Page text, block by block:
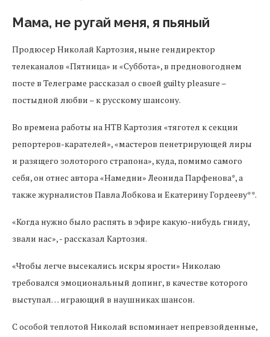
Мама, не ругай меня, я пьяный
Продюсер Николай Картозия, ныне гендиректор
телеканалов «Пятница» и «Суббота», в предновогоднем
посте в Телеграме рассказал о своей guilty pleasure –
постыдной любви – к русскому шансону.
Во времена работы на НТВ Картозия «тяготел к секции
репортеров-карателей», «мастеров пенетрирующей лиры
и разящего золоторого страпона», куда, помимо самого
себя, он отнес автора «Намедни» Леонида Парфенова*, а
также журналистов Павла Лобкова и Екатерину Гордееву**.
«Когда нужно было распять в эфире какую-нибудь гниду,
звали нас», - рассказал Картозия.
«Чтобы легче высекались искры ярости» Николаю
требовался эмоциональный допинг, в качестве которого
выступал… играющий в наушниках шансон.
С особой теплотой Николай вспоминает непревзойденные,